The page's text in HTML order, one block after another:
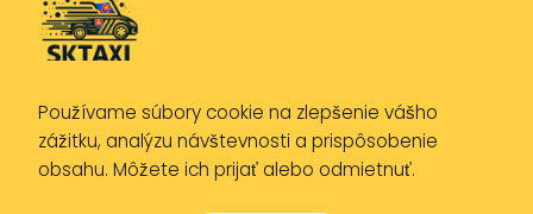
Zásady ochrany osobných údajov
Zásady používania cookies
Používame súbory cookie na zlepšenie vášho
zážitku, analýzu návštevnosti a prispôsobenie
obsahu. Môžete ich prijať alebo odmietnuť.